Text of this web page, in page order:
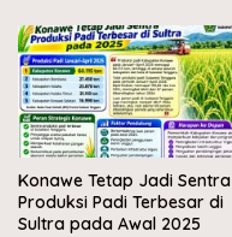
Konawe Tetap Jadi Sentra
Produksi Padi Terbesar di
Sultra pada Awal 2025